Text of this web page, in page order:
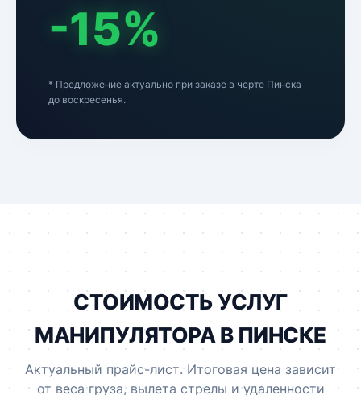
-15%
* Предложение актуально при заказе в черте Пинска
до воскресенья.
СТОИМОСТЬ УСЛУГ
МАНИПУЛЯТОРА В ПИНСКЕ
Актуальный прайс-лист. Итоговая цена зависит
от веса груза, вылета стрелы и удаленности